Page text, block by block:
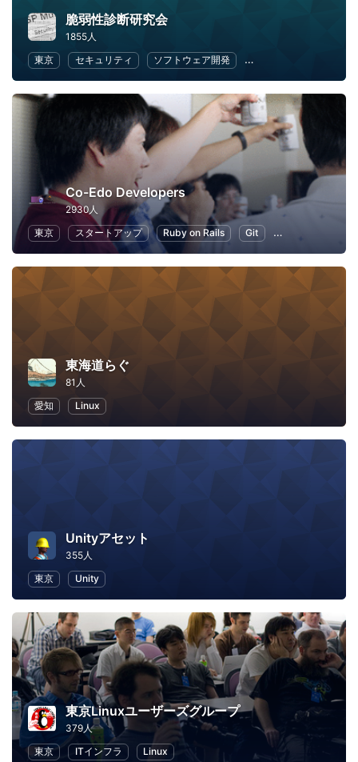
脆弱性診断研究会
1855人
東京
セキュリティ ソフトウェア開発 オープンソース
Co-Edo Developers
2930人
東京
スタートアップ Ruby on Rails Git プログラミング
東海道らぐ
81人
愛知
Linux
Unityアセット
355人
東京
Unity
東京Linuxユーザーズグループ
379人
東京
ITインフラ Linux